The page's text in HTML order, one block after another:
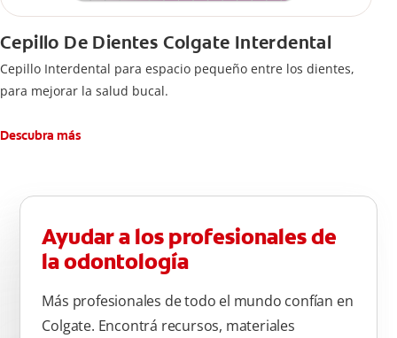
Cepillo De Dientes Colgate Interdental
Cepillo Interdental para espacio pequeño entre los dientes,
para mejorar la salud bucal.
Descubra más
Ayudar a los profesionales de
la odontología
Más profesionales de todo el mundo confían en
Colgate. Encontrá recursos, materiales